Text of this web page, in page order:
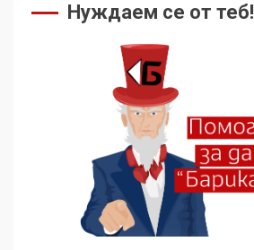
Нуждаем се от теб!